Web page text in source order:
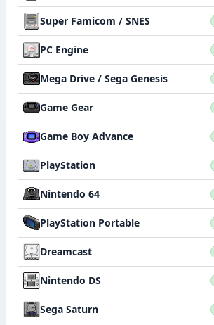
Super Famicom / SNES
PC Engine
Mega Drive / Sega Genesis
Game Gear
Game Boy Advance
PlayStation
Nintendo 64
PlayStation Portable
Dreamcast
Nintendo DS
Sega Saturn